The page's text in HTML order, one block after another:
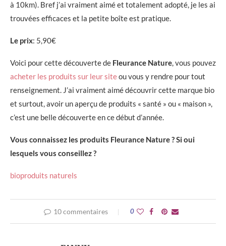
à 10km). Bref j’ai vraiment aimé et totalement adopté, je les ai
trouvées efficaces et la petite boîte est pratique.
Le prix: 5,90€
Voici pour cette découverte de Fleurance Nature, vous pouvez
acheter les produits sur leur siteou vous y rendre pour tout
renseignement. J’ai vraiment aimé découvrir cette marque bio
et surtout, avoir un aperçu de produits « santé » ou « maison »,
c’est une belle découverte en ce début d’année.
Vous connaissez les produits Fleurance Nature ? Si oui
lesquels vous conseillez ?
bioproduits naturels
10 commentaires 0